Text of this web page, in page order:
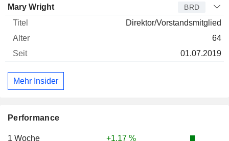
Performance
1 Woche
+1,17 %
Mary Wright BRD
Direktor/Vorstandsmitglied
64
01.07.2019
Mehr Insider